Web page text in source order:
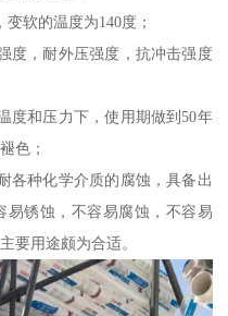
软的温度为140度；
度，耐外压强度，抗冲击强度
度和压力下，使用期做到50年
色；
各种化学介质的腐蚀，具备出
易锈蚀，不容易腐蚀，不容易
要用途颇为合适。